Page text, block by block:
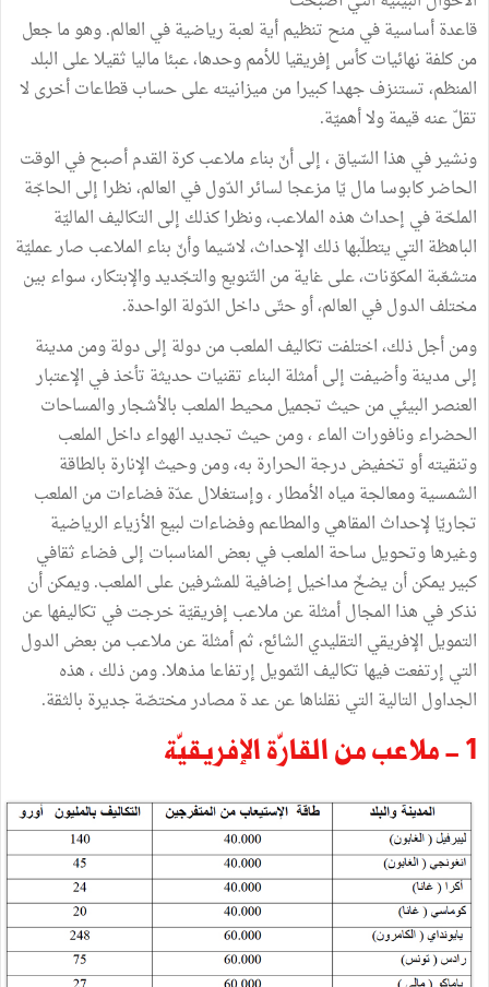
قاعدة أساسية في منح تنظيم أية لعبة رياضية في العالم. وهو ما جعل
من كلفة نهائيات كأس إفريقيا للأمم وحدها، عبئا ماليا ثقيلا على البلد
المنظم، تستنزف جهدا كبيرا من ميزانيته على حساب قطاعات أخرى لا
تقلّ عنه قيمة ولا أهميّة.
ونشير في هذا السّياق ، إلى أنّ بناء ملاعب كرة القدم أصبح في الوقت
الحاضر كابوسا مال يّا مزعجا لسائر الدّول في العالم، نظرا إلى الحاجّة
الملحّة في إحداث هذه الملاعب، ونظرا كذلك إلى التكاليف الماليّة
الباهظة التي يتطلّبها ذلك الإحداث، لاسّيما وأنّ بناء الملاعب صار عمليّة
متشعّبة المكوّنات، على غاية من التّنويع والتجّديد والإبتكار، سواء بين
مختلف الدول في العالم، أو حتّى داخل الدّولة الواحدة.
ومن أجل ذلك، اختلفت تكاليف الملعب من دولة إلى دولة ومن مدينة
إلى مدينة وأضيفت إلى أمثلة البناء تقنيات حديثة تأخذ في الإعتبار
العنصر البيئي من حيث تجميل محيط الملعب بالأشجار والمساحات
الحضراء ونافورات الماء ، ومن حيث تجديد الهواء داخل الملعب
وتنقيته أو تخفيض درجة الحرارة به، ومن وحيث الإنارة بالطاقة
الشمسية ومعالجة مياه الأمطار ، وإستغلال عدّة فضاءات من الملعب
تجاريّا لإحداث المقاهي والمطاعم وفضاءات لبيع الأزياء الرياضية
وغيرها وتحويل ساحة الملعب في بعض المناسبات إلى فضاء ثقافي
كبير يمكن أن يضخّ مداخيل إضافية للمشرفين على الملعب. ويمكن أن
نذكر في هذا المجال أمثلة عن ملاعب إفريقيّة خرجت في تكاليفها عن
التمويل الإفريقي التقليدي الشائع، ثم أمثلة عن ملاعب من بعض الدول
التي إرتفعت فيها تكاليف التّمويل إرتفاعا مذهلا. ومن ذلك ، هذه
الجداول التالية التي نقلناها عن عد ة مصادر مختصّة جديرة بالثقة.
1 - ملاعب من القارّة الإفريقيّة